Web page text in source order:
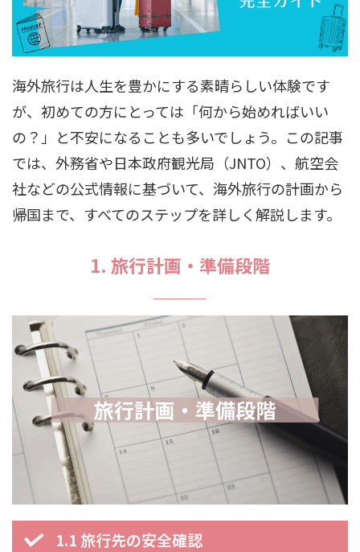
海外旅行は人生を豊かにする素晴らしい体験です
が、初めての方にとっては「何から始めればいい
の？」と不安になることも多いでしょう。この記事
では、外務省や日本政府観光局（JNTO）、航空会
社などの公式情報に基づいて、海外旅行の計画から
帰国まで、すべてのステップを詳しく解説します。
1. 旅行計画・準備段階
1.1 旅行先の安全確認